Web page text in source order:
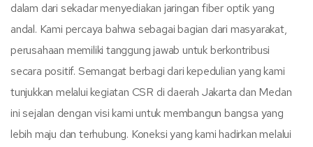
dalam dari sekadar menyediakan jaringan fiber optik yang
andal. Kami percaya bahwa sebagai bagian dari masyarakat,
perusahaan memiliki tanggung jawab untuk berkontribusi
secara positif. Semangat berbagi dari kepedulian yang kami
tunjukkan melalui kegiatan CSR di daerah Jakarta dan Medan
ini sejalan dengan visi kami untuk membangun bangsa yang
lebih maju dan terhubung. Koneksi yang kami hadirkan melalui